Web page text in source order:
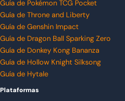
Guía de Pokémon TCG Pocket
Guía de Throne and Liberty
Guía de Genshin Impact
Guía de Dragon Ball Sparking Zero
Guía de Donkey Kong Bananza
Guía de Hollow Knight Silksong
Guía de Hytale
Plataformas